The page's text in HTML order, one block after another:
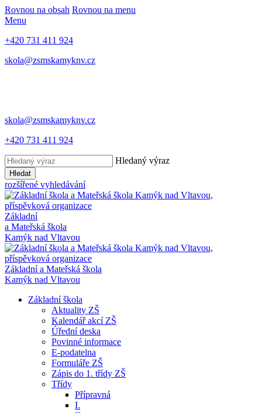
Rovnou na obsah Rovnou na menu
Menu
+420 731 411 924
skola@zsmskamyknv.cz
skola@zsmskamyknv.cz
+420 731 411 924
Hledaný výraz
Hledat
rozšířené vyhledávání
Základní
a Mateřská škola
Kamýk nad Vltavou
Základní a Mateřská škola
Kamýk nad Vltavou
Základní škola
Aktuality ZŠ
Kalendář akcí ZŠ
Úřední deska
Povinné informace
E-podatelna
Formuláře ZŠ
Zápis do 1. třídy ZŠ
Třídy
Přípravná
I.